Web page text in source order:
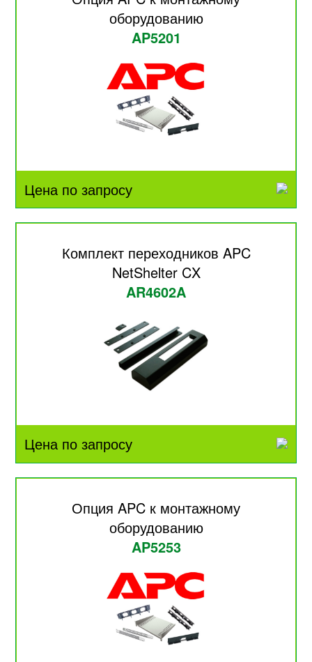
оборудованию
AP5201
Цена по запросу
Комплект переходников APC
NetShelter CX
AR4602A
Цена по запросу
Опция APC к монтажному
оборудованию
AP5253